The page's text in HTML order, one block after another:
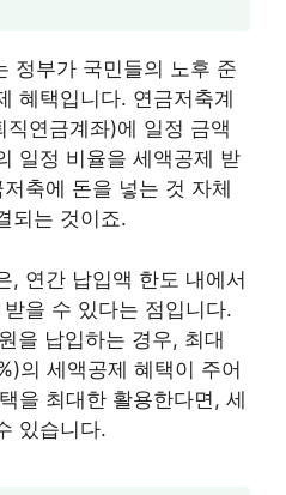
정부가 국민들의 노후 준
혜택입니다. 연금저축계
연금계좌)에 일정 금액
일정 비율을 세액공제 받
축에 돈을 넣는 것 자체
되는 것이죠.
, 연간 납입액 한도 내에서
을 수 있다는 점입니다.
을 납입하는 경우, 최대
의 세액공제 혜택이 주어
을 최대한 활용한다면, 세
있습니다.